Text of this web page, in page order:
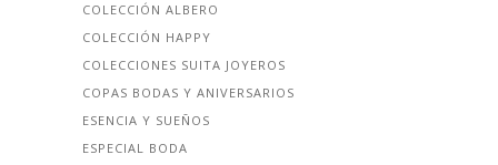
COLECCIÓN ALBERO
COLECCIÓN HAPPY
COLECCIONES SUITA JOYEROS
COPAS BODAS Y ANIVERSARIOS
ESENCIA Y SUEÑOS
ESPECIAL BODA